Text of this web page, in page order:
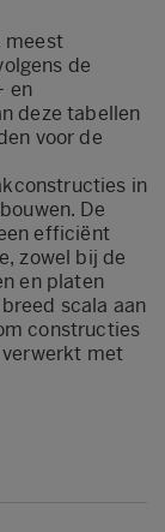
meest
de
en
deze tabellen
voor de
in
De
efficiënt
zowel bij de
en platen
scala aan
constructies
met